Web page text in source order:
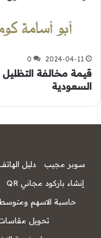
2024-04-11
0
قيمة مخالفة
السعودية
سوبر مجيب
دليل
إنشاء باركود مجاني QR
حاسبة الاسهم
تحويل مقاسات